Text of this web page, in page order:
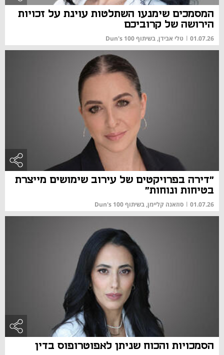
המסמכים שימנעו השתלטות עוינת על זכויות
הירושה של קרוביכם
01.07.26
| טלי אבידן, בשיתוף Dun's 100
"דירה בפרויקטים של עירוב שימושים מייצרת
בטיחות ונוחות"
01.07.26
| סוזאנה קליימן, בשיתוף Dun's 100
הסמכויות והכוח שניתן לאפוטרופוס בדין